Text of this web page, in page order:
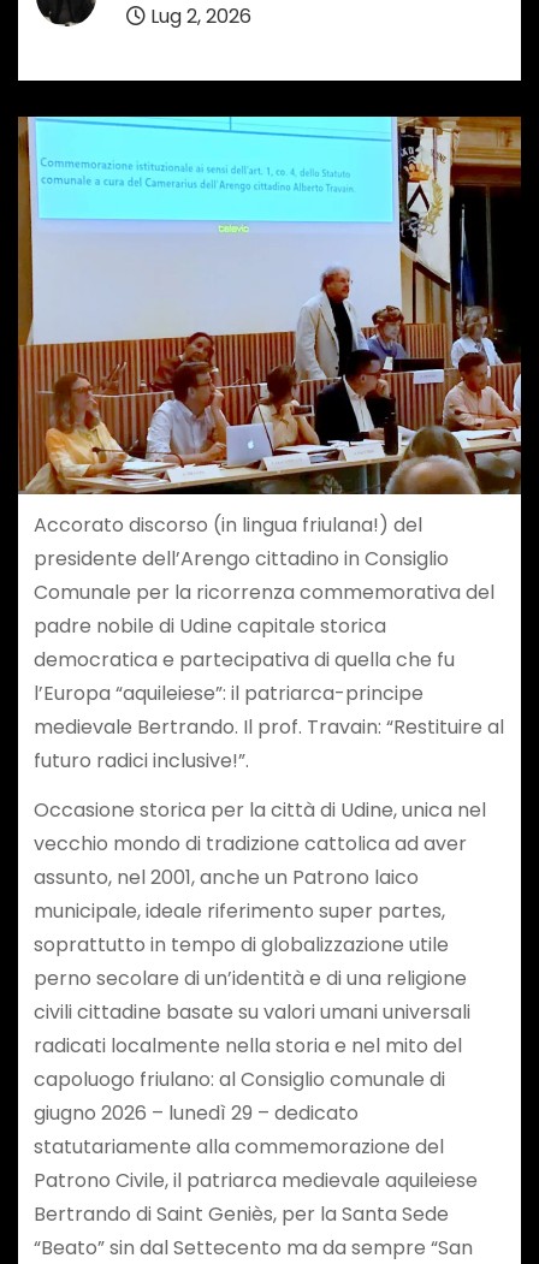
Lug 2, 2026
Accorato discorso (in lingua friulana!) del
presidente dell’Arengo cittadino in Consiglio
Comunale per la ricorrenza commemorativa del
padre nobile di Udine capitale storica
democratica e partecipativa di quella che fu
l’Europa “aquileiese”: il patriarca-principe
medievale Bertrando. Il prof. Travain: “Restituire al
futuro radici inclusive!”.
Occasione storica per la città di Udine, unica nel
vecchio mondo di tradizione cattolica ad aver
assunto, nel 2001, anche un Patrono laico
municipale, ideale riferimento super partes,
soprattutto in tempo di globalizzazione utile
perno secolare di un’identità e di una religione
civili cittadine basate su valori umani universali
radicati localmente nella storia e nel mito del
capoluogo friulano: al Consiglio comunale di
giugno 2026 – lunedì 29 – dedicato
statutariamente alla commemorazione del
Patrono Civile, il patriarca medievale aquileiese
Bertrando di Saint Geniès, per la Santa Sede
“Beato” sin dal Settecento ma da sempre “San